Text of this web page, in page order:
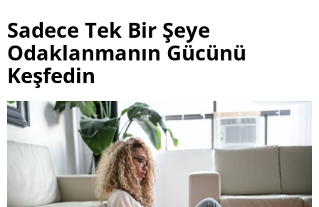
Sadece Tek Bir Şeye
Odaklanmanın Gücünü
Keşfedin